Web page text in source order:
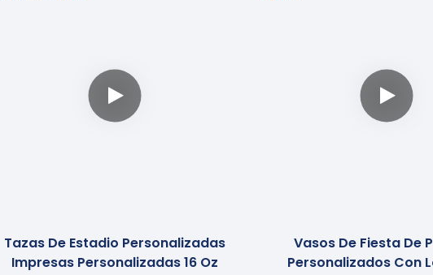
Tazas De Estadio Personalizadas
Impresas Personalizadas 16 Oz
Vasos De Fiesta De
Personalizados Con